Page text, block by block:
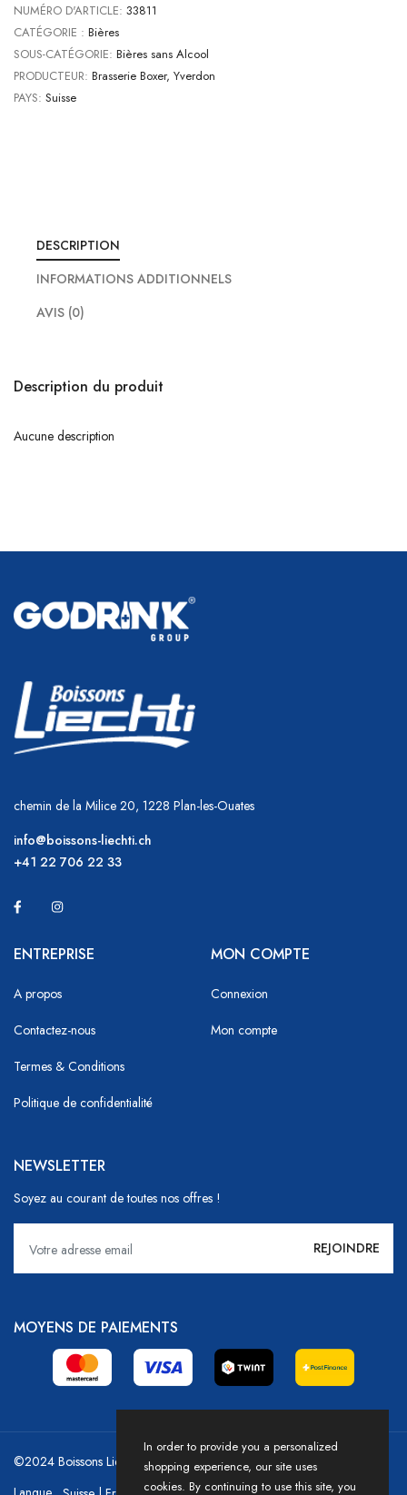
NUMÉRO D'ARTICLE: 33811
CATÉGORIE : Bières
SOUS-CATÉGORIE: Bières sans Alcool
PRODUCTEUR: Brasserie Boxer, Yverdon
PAYS: Suisse
DESCRIPTION
INFORMATIONS ADDITIONNELS
AVIS (0)
Description du produit
Aucune description
chemin de la Milice 20, 1228 Plan-les-Ouates
info@boissons-liechti.ch
+41 22 706 22 33
ENTREPRISE
A propos
Contactez-nous
Termes & Conditions
Politique de confidentialité
MON COMPTE
Connexion
Mon compte
NEWSLETTER
Soyez au courant de toutes nos offres !
MOYENS DE PAIEMENTS
©2024 Boissons Liechti - GoDrink Group / Powered by HICASS
In order to provide you a personalized
shopping experience, our site uses
cookies. By continuing to use this site, you